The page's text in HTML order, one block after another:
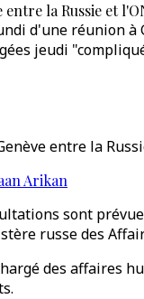
la Russie et
d'une réunion
jeudi
entre la
Arikan
sont
russe des
des affaires